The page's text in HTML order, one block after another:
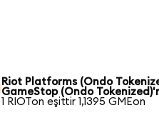
Riot Platforms (Ondo
GameStop (Ondo
1 RIOTon eşittir 1,1395 GMEon